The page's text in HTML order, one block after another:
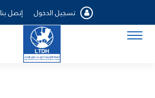
تسجيل الدخول إتصل بنا